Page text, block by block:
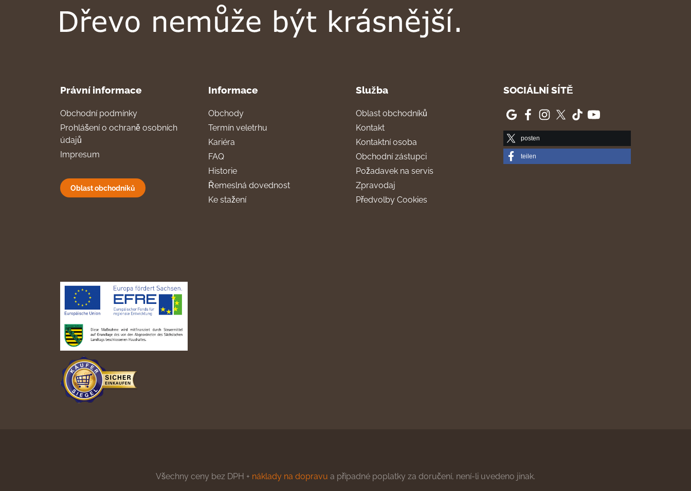
Právní informace
Obchodní podmínky
Prohlášení o ochraně osobních
údajů
Impresum
Oblast obchodníků
Informace
Obchody
Termín veletrhu
Kariéra
FAQ
Historie
Řemeslná dovednost
Ke stažení
Služba
Oblast obchodníků
Kontakt
Kontaktní osoba
Obchodní zástupci
Požadavek na servis
Zpravodaj
Předvolby Cookies
SOCIÁLNÍ SÍTĚ
posten
teilen
Všechny ceny bez DPH + náklady na dopravu a případné poplatky za doručení, není-li uvedeno jinak.